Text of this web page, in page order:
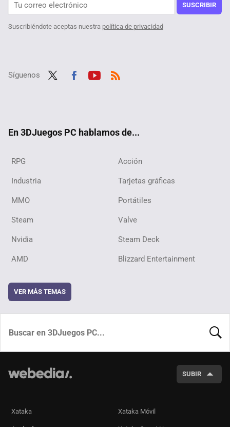
SUSCRIBIR
Suscribiéndote aceptas nuestra política de privacidad
Síguenos
En 3DJuegos PC hablamos de...
RPG Acción
Industria Tarjetas gráficas
MMO Portátiles
Steam Valve
Nvidia Steam Deck
AMD Blizzard Entertainment
VER MÁS TEMAS
SUBIR
Xataka Xataka Móvil